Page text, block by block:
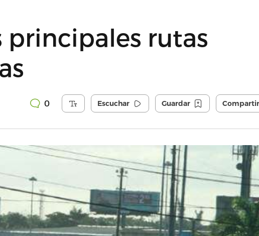
principales rutas
0 Escuchar Guardar Compartir